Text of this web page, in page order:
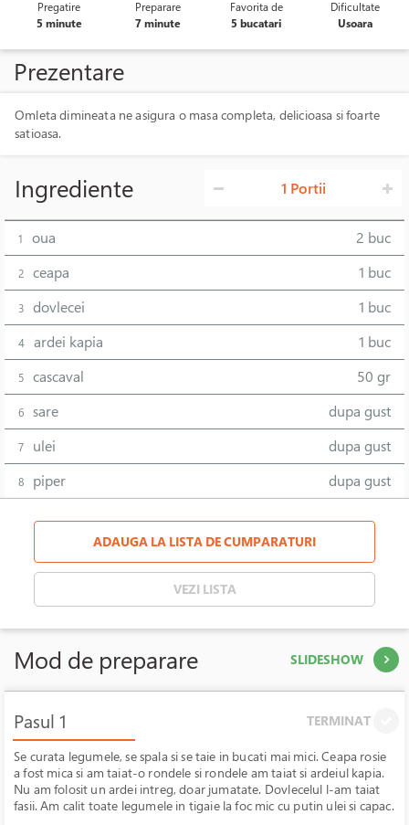
Pregatire
5 minute
Preparare
7 minute
Favorita de
5 bucatari
Dificultate
Usoara
Prezentare
Omleta dimineata ne asigura o masa completa, delicioasa si foarte
satioasa.
Ingrediente 1 Portii
1 oua 2 buc
2 ceapa 1 buc
3 dovlecei 1 buc
4 ardei kapia 1 buc
5 cascaval 50 gr
6 sare dupa gust
7 ulei dupa gust
8 piper dupa gust
ADAUGA LA LISTA DE CUMPARATURI
VEZI LISTA
Mod de preparare SLIDESHOW
Pasul 1 TERMINAT
Se curata legumele, se spala si se taie in bucati mai mici. Ceapa rosie
a fost mica si am taiat-o rondele si rondele am taiat si ardeiul kapia.
Nu am folosit un ardei intreg, doar jumatate. Dovlecelul l-am taiat
fasii. Am calit toate legumele in tigaie la foc mic cu putin ulei si capac.